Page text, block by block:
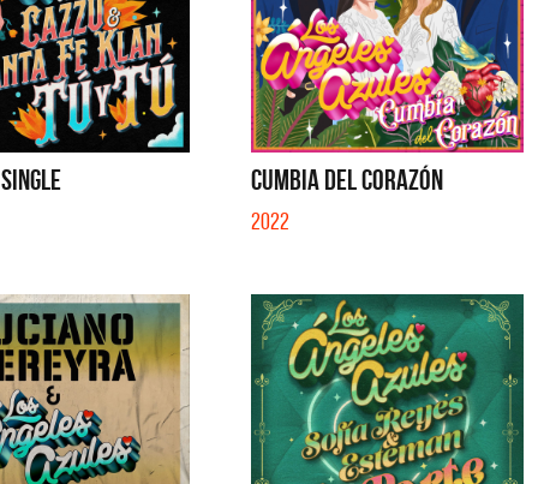
CUMBIA DEL CORAZÓN
2022